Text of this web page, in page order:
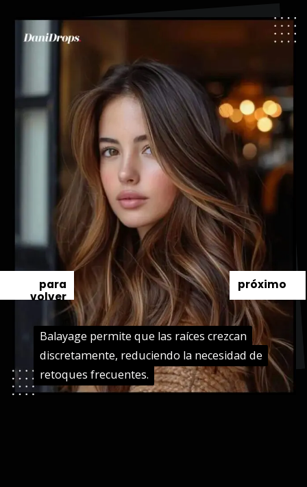
Balayage permite que las raíces crezcan
discretamente, reduciendo la necesidad de
retoques frecuentes.
Balayage permite que las raíces crezcan
discretamente, reduciendo la necesidad de
retoques frecuentes.
próximo
para
volver